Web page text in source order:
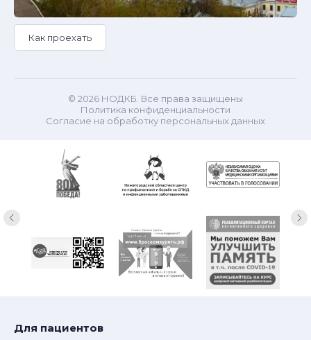
Как проехать
© 2026 НОДКБ. Все права защищены
Политика конфиденциальности
Согласие на обработку персональных данных
Для пациентов